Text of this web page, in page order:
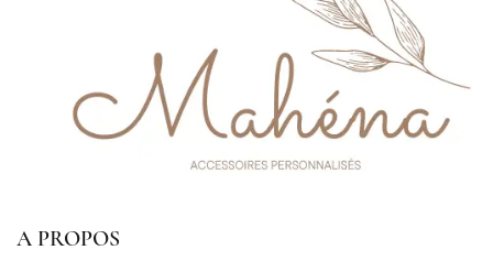
A PROPOS